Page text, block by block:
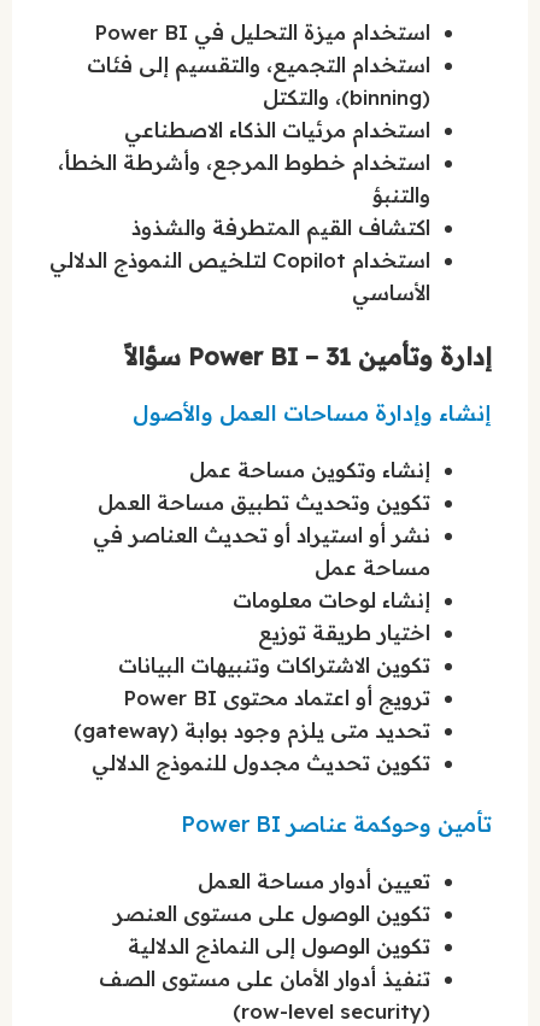
استخدام ميزة التحليل في Power BI
استخدام التجميع، والتقسيم إلى فئات
(binning)، والتكتل
استخدام مرئيات الذكاء الاصطناعي
استخدام خطوط المرجع، وأشرطة الخطأ،
والتنبؤ
اكتشاف القيم المتطرفة والشذوذ
استخدام Copilot لتلخيص النموذج الدلالي
الأساسي
إدارة وتأمين Power BI – 31 سؤالاً
إنشاء وإدارة مساحات العمل والأصول
إنشاء وتكوين مساحة عمل
تكوين وتحديث تطبيق مساحة العمل
نشر أو استيراد أو تحديث العناصر في
مساحة عمل
إنشاء لوحات معلومات
اختيار طريقة توزيع
تكوين الاشتراكات وتنبيهات البيانات
ترويج أو اعتماد محتوى Power BI
تحديد متى يلزم وجود بوابة (gateway)
تكوين تحديث مجدول للنموذج الدلالي
تأمين وحوكمة عناصر Power BI
تعيين أدوار مساحة العمل
تكوين الوصول على مستوى العنصر
تكوين الوصول إلى النماذج الدلالية
تنفيذ أدوار الأمان على مستوى الصف
(row-level security)